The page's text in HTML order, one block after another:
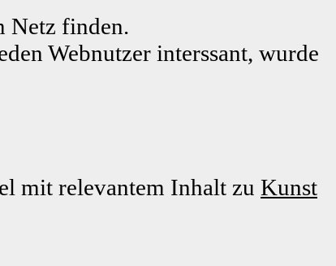
Netz finden.
Webnutzer interssant, wurde
mit relevantem Inhalt zu Kunst